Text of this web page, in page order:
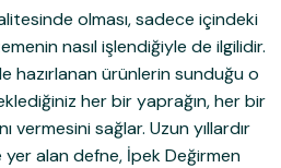
olması, sadece içindeki
nasıl işlendiğiyle de ilgilidir.
hazırlanan ürünlerin sunduğu o
her bir yaprağın, her bir
vermesini sağlar. Uzun yıllardır
alan defne, İpek Değirmen